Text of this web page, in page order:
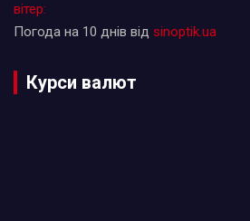
вітер:
Погода на 10 днів від sinoptik.ua
Курси валют